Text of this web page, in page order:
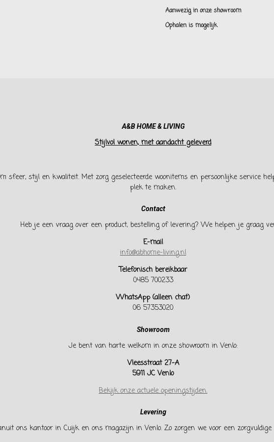
Aanwezig in onze showroom
Ophalen is mogelijk
A&B HOME & LIVING
Stijlvol wonen, met aandacht geleverd
sfeer, stijl en kwaliteit. Met zorg geselecteerde woonitems en persoonlijke service
plek te maken.
Contact
Heb je een vraag over een product, bestelling of levering? We helpen je graag
E-mail
info@abhome-living.nl
Telefonisch bereikbaar
0485 700233
WhatsApp (alleen chat)
06 57353020
Showroom
Je bent van harte welkom in onze showroom in Venlo:
Vleesstraat 27-A
5911 JC Venlo
Bekijk onze actuele openingstijden.
Levering
ons kantoor in Cuijk en ons magazijn in Venlo. Zo zorgen we voor een